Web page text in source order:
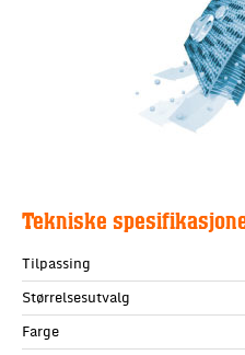
Tekniske
Tilpassing
Størrelsesutvalg
Farge